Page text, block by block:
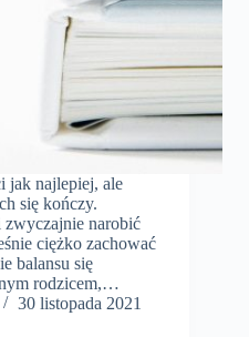
jak najlepiej, ale
się kończy.
zwyczajnie narobić
ciężko zachować
balansu się
rodzicem,…
30 listopada 2021